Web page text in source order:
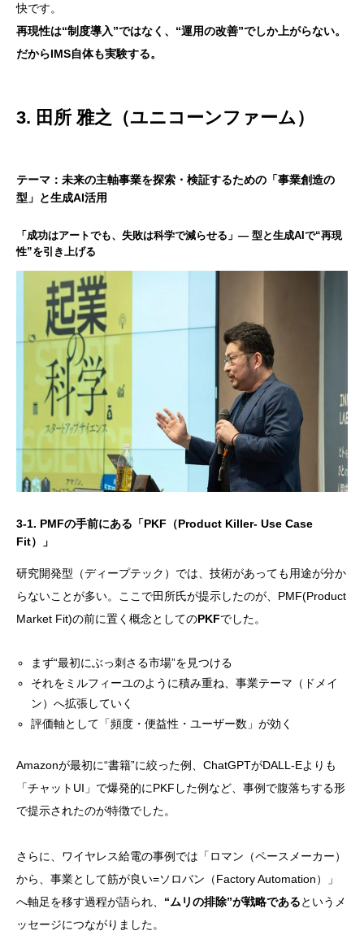
快です。
再現性は“制度導入”ではなく、“運用の改善”でしか上がらない。
だからIMS自体も実験する。
3. 田所 雅之（ユニコーンファーム）
テーマ：未来の主軸事業を探索・検証するための「事業創造の
型」と生成AI活用
「成功はアートでも、失敗は科学で減らせる」— 型と生成AIで“再現
性”を引き上げる
3-1. PMFの手前にある「PKF（Product Killer- Use Case
Fit）」
研究開発型（ディープテック）では、技術があっても用途が分か
らないことが多い。ここで田所氏が提示したのが、PMF(Product
Market Fit)の前に置く概念としてのPKFでした。
まず“最初にぶっ刺さる市場”を見つける
それをミルフィーユのように積み重ね、事業テーマ（ドメイ
ン）へ拡張していく
評価軸として「頻度・便益性・ユーザー数」が効く
Amazonが最初に“書籍”に絞った例、ChatGPTがDALL-Eよりも
「チャットUI」で爆発的にPKFした例など、事例で腹落ちする形
で提示されたのが特徴でした。
さらに、ワイヤレス給電の事例では「ロマン（ペースメーカー）
から、事業として筋が良い=ソロバン（Factory Automation）」
へ軸足を移す過程が語られ、 “ムリの排除”が戦略であるというメ
ッセージにつながりました。